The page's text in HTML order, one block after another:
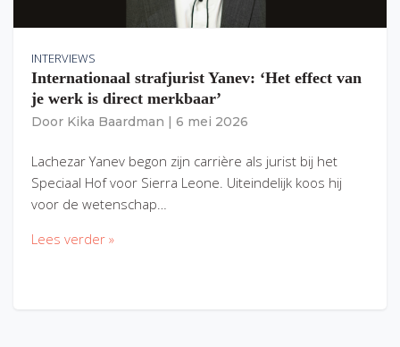
INTERVIEWS
Internationaal strafjurist Yanev: ‘Het effect van
je werk is direct merkbaar’
Door Kika Baardman 6 mei 2026
Lachezar Yanev begon zijn carrière als jurist bij het
Speciaal Hof voor Sierra Leone. Uiteindelijk koos hij
voor de wetenschap…
Lees verder »